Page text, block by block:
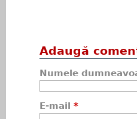
Adaugă
Numele
E-mail *